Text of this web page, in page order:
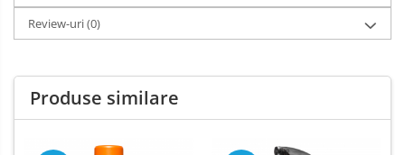
Review-uri(0)
Produse similare